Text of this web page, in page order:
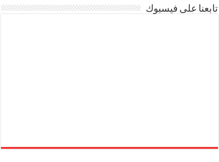
تابعنا على فيسبوك